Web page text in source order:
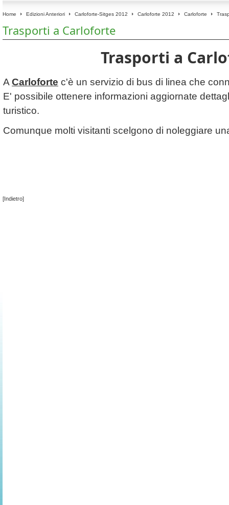
Home Edizioni Anteriori Carloforte-Sitges 2012 Carloforte 2012 Carloforte
Trasporti a Carloforte
Trasporti a
A Carloforte c'è un servizio di bus di linea che
E' possibile ottenere informazioni aggiornate
turistico.
Comunque molti visitanti scelgono di noleggiare
[Indietro]